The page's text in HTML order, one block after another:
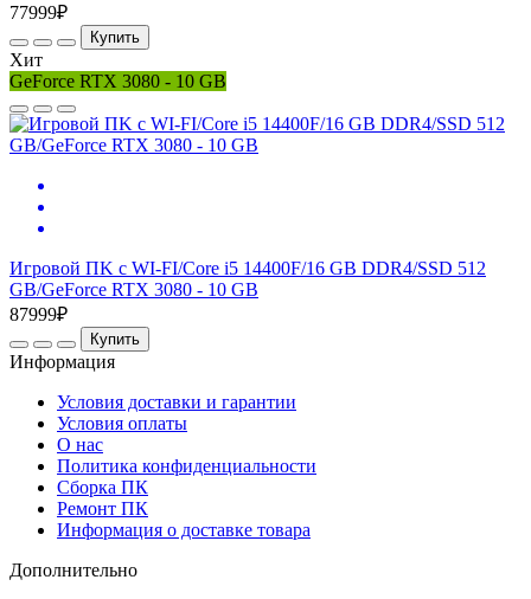
77999₽
Купить
Хит
GeForce RTX 3080 - 10 GB
Игровой ПK с WI-FI/Core i5 14400F/16 GB DDR4/SSD 512
GB/GeForce RTX 3080 - 10 GB
87999₽
Купить
Информация
Условия доставки и гарантии
Условия оплаты
О нас
Политика конфиденциальности
Сборка ПК
Ремонт ПК
Информация о доставке товара
Дополнительно